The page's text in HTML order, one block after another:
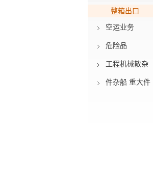
整箱出口
空运业务
危险品
工程机械散杂
件杂船 重大件